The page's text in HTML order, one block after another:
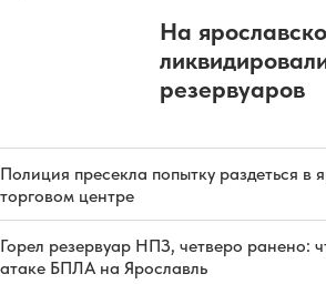
На
резервуаров
Полиция пресекла попытку раздеться в
торговом центре
Горел резервуар НПЗ, четверо ранено:
атаке БПЛА на Ярославль